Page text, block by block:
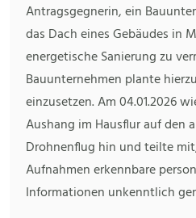
Antragsgegnerin, ein
das Dach eines Gebäudes in
energetische Sanierung zu
Bauunternehmen plante
einzusetzen. Am 04.01.2026
Aushang im Hausflur auf den
Drohnenflug hin und teilte
Aufnahmen erkennbare
Informationen unkenntlich